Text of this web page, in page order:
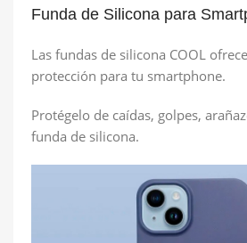
Funda de Silicona para
Las fundas de silicona COOL
protección para tu smartphone.
Protégelo de caídas, golpes,
funda de silicona.